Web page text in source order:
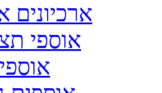
ארכיונים
אוספי